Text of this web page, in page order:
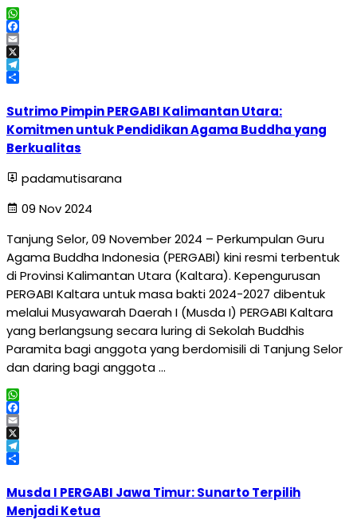
WhatsApp
Facebook
Email
X
Telegram
Sutrimo Pimpin PERGABI Kalimantan Utara:
Komitmen untuk Pendidikan Agama Buddha yang
Berkualitas
padamutisarana
09 Nov 2024
Tanjung Selor, 09 November 2024 – Perkumpulan Guru
Agama Buddha Indonesia (PERGABI) kini resmi terbentuk
di Provinsi Kalimantan Utara (Kaltara). Kepengurusan
PERGABI Kaltara untuk masa bakti 2024-2027 dibentuk
melalui Musyawarah Daerah I (Musda I) PERGABI Kaltara
yang berlangsung secara luring di Sekolah Buddhis
Paramita bagi anggota yang berdomisili di Tanjung Selor
dan daring bagi anggota …
WhatsApp
Facebook
Email
X
Telegram
Musda I PERGABI Jawa Timur: Sunarto Terpilih
Menjadi Ketua